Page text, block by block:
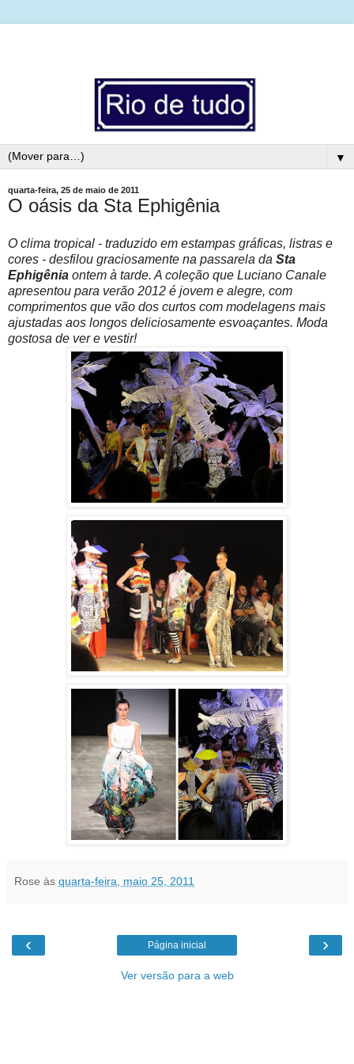
▼
quarta-feira, 25 de maio de 2011
O oásis da Sta Ephigênia
O clima tropical - traduzido em estampas gráficas, listras e
cores - desfilou graciosamente na passarela da Sta
Ephigênia ontem à tarde. A coleção que Luciano Canale
apresentou para verão 2012 é jovem e alegre, com
comprimentos que vão dos curtos com modelagens mais
ajustadas aos longos deliciosamente esvoaçantes. Moda
gostosa de ver e vestir!
Rose às quarta-feira, maio 25, 2011
‹ ›
Página inicial
Ver versão para a web